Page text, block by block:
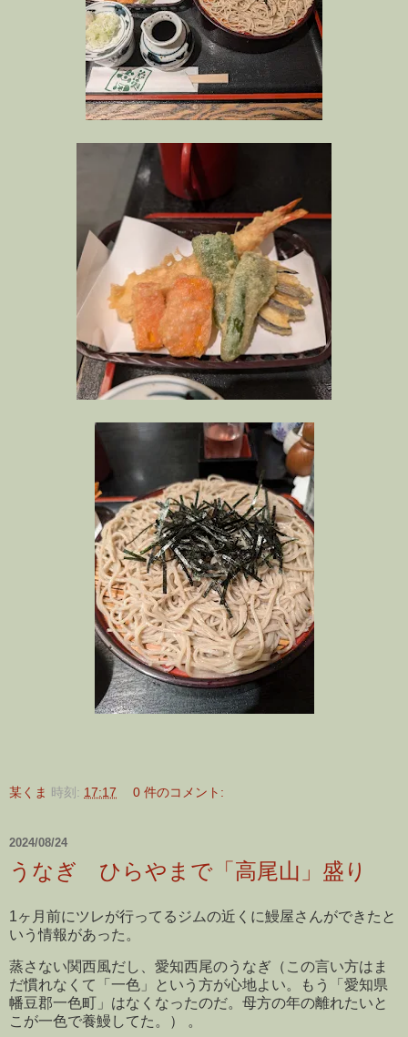
某くま 時刻: 17:17 0 件のコメント:
2024/08/24
うなぎ ひらやまで「高尾山」盛り
1ヶ月前にツレが行ってるジムの近くに鰻屋さんができたと
いう情報があった。
蒸さない関西風だし、愛知西尾のうなぎ（この言い方はま
だ慣れなくて「一色」という方が心地よい。もう「愛知県
幡豆郡一色町」はなくなったのだ。母方の年の離れたいと
こが一色で養鰻してた。） 。